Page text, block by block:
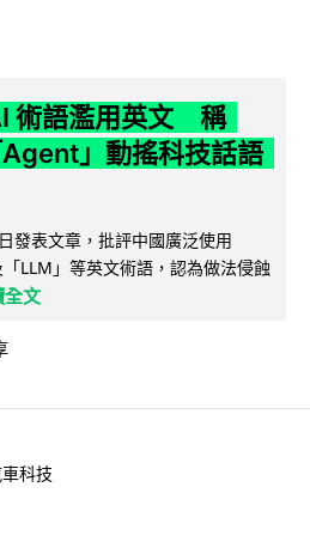
術語濫用英文 稱
Agent」動搖科技話語
發表文章，批評中國廣泛使用
LLM」等英文術語，認為做法侵蝕
全文
科技